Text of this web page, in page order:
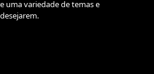
uma variedade de temas e